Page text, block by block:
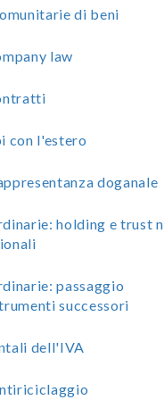
di beni
law
con l'estero
doganale
holding e trust
passaggio
successori
dell'IVA